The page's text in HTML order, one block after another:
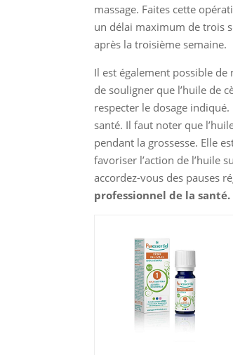
massage. Faites cette
un délai maximum de trois
après la troisième semaine.
Il est également possible
de souligner que l’huile de
respecter le dosage
santé. Il faut noter que
pendant la grossesse. Elle
favoriser l’action de l’huile
accordez-vous des pauses
professionnel de la santé.